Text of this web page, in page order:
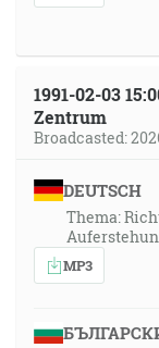
1991-02-03
Zentrum
Broadcasted:
DEUTSCH
Thema:
MP3